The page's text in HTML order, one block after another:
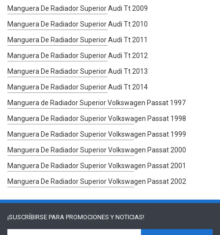
Manguera De Radiador Superior Audi Tt 2009
Manguera De Radiador Superior Audi Tt 2010
Manguera De Radiador Superior Audi Tt 2011
Manguera De Radiador Superior Audi Tt 2012
Manguera De Radiador Superior Audi Tt 2013
Manguera De Radiador Superior Audi Tt 2014
Manguera de Radiador Superior Volkswagen Passat 1997
Manguera De Radiador Superior Volkswagen Passat 1998
Manguera De Radiador Superior Volkswagen Passat 1999
Manguera De Radiador Superior Volkswagen Passat 2000
Manguera De Radiador Superior Volkswagen Passat 2001
Manguera De Radiador Superior Volkswagen Passat 2002
¡SUSCRÍBIRSE PARA PROMOCIONES Y NOTICIAS!